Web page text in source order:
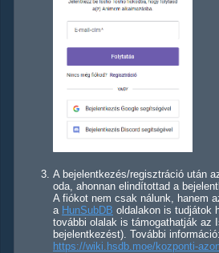
A bejelentkezés/regisztráció után
oda, ahonnan elindítottad a
A fiókot nem csak nálunk, hanem
a HunSubDB oldalakon is tudjátok
további olalak is támogathatják az
bejelentkezést). További információ:
https://wiki.hsdb.moe/kozponti-